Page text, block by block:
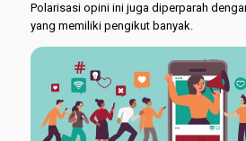
Polarisasi opini ini juga diperparah
yang memiliki pengikut banyak.